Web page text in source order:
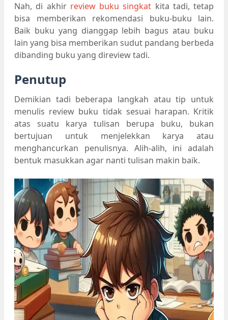
Nah, di akhir review buku singkat kita tadi, tetap
bisa memberikan rekomendasi buku-buku lain.
Baik buku yang dianggap lebih bagus atau buku
lain yang bisa memberikan sudut pandang berbeda
dibanding buku yang direview tadi.
Penutup
Demikian tadi beberapa langkah atau tip untuk
menulis review buku tidak sesuai harapan. Kritik
atas suatu karya tulisan berupa buku, bukan
bertujuan untuk menjelekkan karya atau
menghancurkan penulisnya. Alih-alih, ini adalah
bentuk masukkan agar nanti tulisan makin baik.